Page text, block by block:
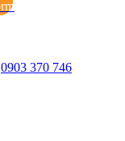
0903 370 746